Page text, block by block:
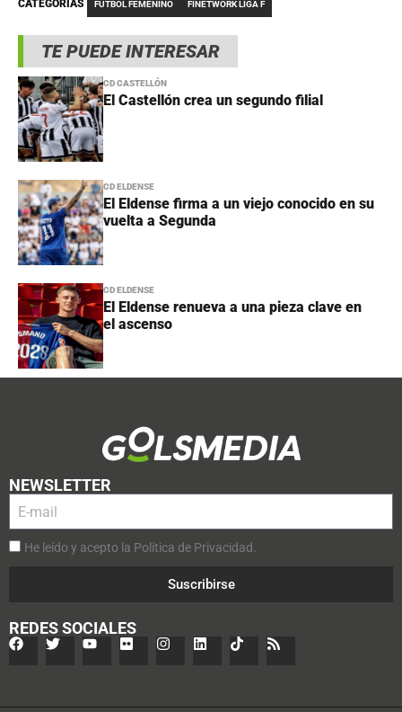
TE PUEDE INTERESAR
CD CASTELLÓN
El Castellón crea un segundo filial
CD ELDENSE
El Eldense firma a un viejo conocido en su
vuelta a Segunda
CD ELDENSE
El Eldense renueva a una pieza clave en
el ascenso
CATEGORÍAS FÚTBOL FEMENINO FINETWORK LIGA F
NEWSLETTER
He leído y acepto la Política de Privacidad.
Suscribirse
REDES SOCIALES